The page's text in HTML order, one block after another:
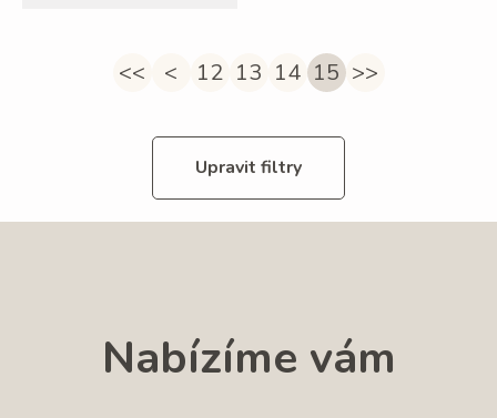
<< < 12 13 14 15 >>
Upravit filtry
Nabízíme vám